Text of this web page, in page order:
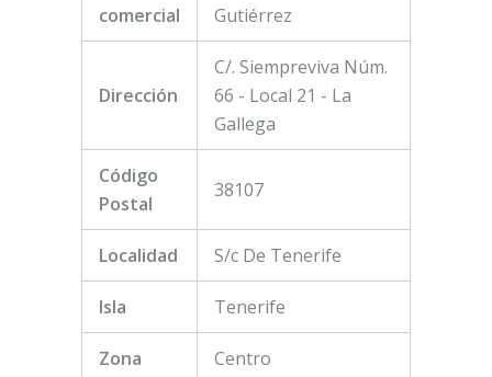
comercial
Gutiérrez
Dirección
C/. Siempreviva Núm.
66 - Local 21 - La
Gallega
Código
Postal
38107
Localidad S/c De Tenerife
Isla Tenerife
Zona Centro